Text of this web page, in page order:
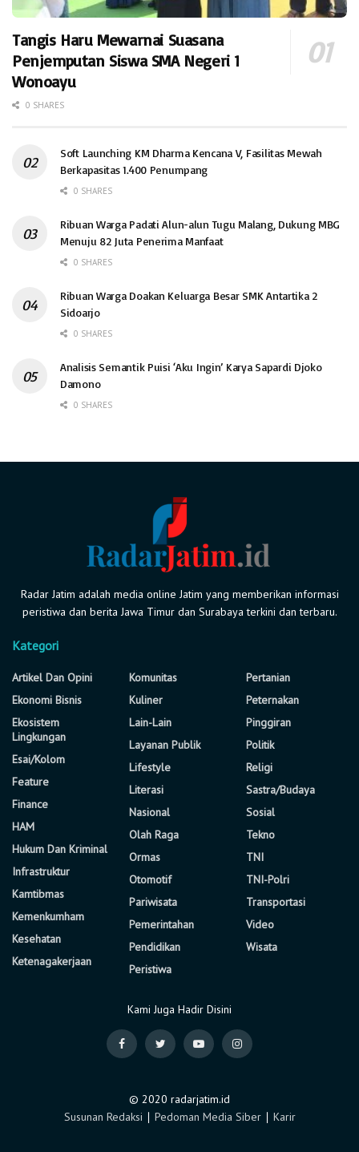
Tangis Haru Mewarnai Suasana
Penjemputan Siswa SMA Negeri 1
Wonoayu
0 SHARES
Soft Launching KM Dharma Kencana V, Fasilitas Mewah
Berkapasitas 1.400 Penumpang
0 SHARES
Ribuan Warga Padati Alun-alun Tugu Malang, Dukung MBG
Menuju 82 Juta Penerima Manfaat
0 SHARES
Ribuan Warga Doakan Keluarga Besar SMK Antartika 2
Sidoarjo
0 SHARES
Analisis Semantik Puisi ‘Aku Ingin’ Karya Sapardi Djoko
Damono
0 SHARES
Radar Jatim adalah media online Jatim yang memberikan informasi
peristiwa dan berita Jawa Timur dan Surabaya terkini dan terbaru.
Kategori
Artikel Dan Opini
Ekonomi Bisnis
Ekosistem
Lingkungan
Esai/Kolom
Feature
Finance
HAM
Hukum Dan Kriminal
Infrastruktur
Kamtibmas
Kemenkumham
Kesehatan
Ketenagakerjaan
Komunitas
Kuliner
Lain-Lain
Layanan Publik
Lifestyle
Literasi
Nasional
Olah Raga
Ormas
Otomotif
Pariwisata
Pemerintahan
Pendidikan
Peristiwa
Pertanian
Peternakan
Pinggiran
Politik
Religi
Sastra/Budaya
Sosial
Tekno
TNI
TNI-Polri
Transportasi
Video
Wisata
Kami Juga Hadir Disini
© 2020 radarjatim.id
Susunan Redaksi ∣ Pedoman Media Siber∣ Karir